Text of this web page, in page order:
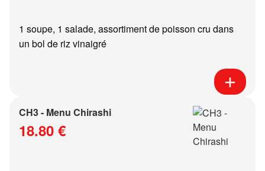
1 soupe, 1 salade, assortiment de poisson cru dans
un bol de riz vinaigré
CH3 - Menu Chirashi
18.80 €